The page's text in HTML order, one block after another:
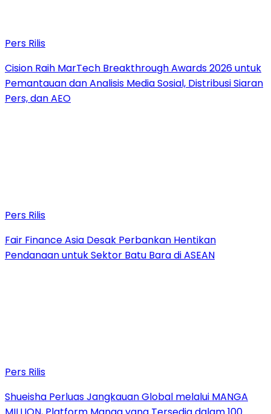
Pers Rilis
Cision Raih MarTech Breakthrough Awards 2026 untuk
Pemantauan dan Analisis Media Sosial, Distribusi Siaran
Pers, dan AEO
Pers Rilis
Fair Finance Asia Desak Perbankan Hentikan
Pendanaan untuk Sektor Batu Bara di ASEAN
Pers Rilis
Shueisha Perluas Jangkauan Global melalui MANGA